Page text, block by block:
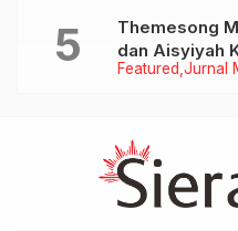
Featured Jurnal
Themesong
dan Aisyiyah